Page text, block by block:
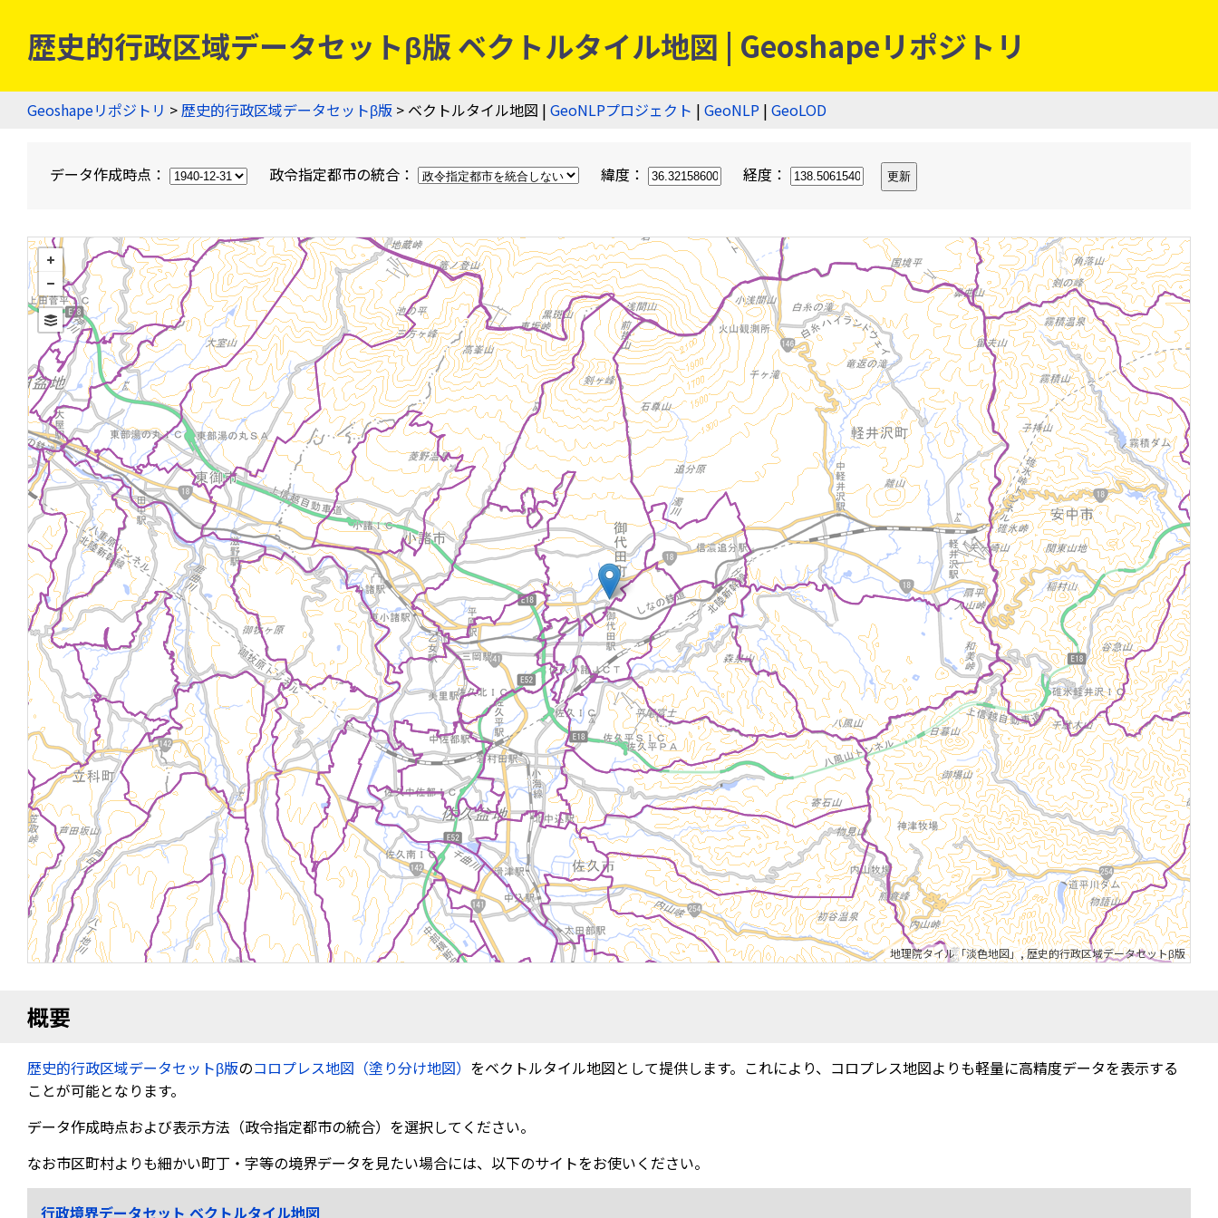
歴史的行政区域データセットβ版 ベクトルタイル地図 | Geoshapeリポジトリ
Geoshapeリポジトリ >歴史的行政区域データセットβ版 > ベクトルタイル地図 | GeoNLPプロジェクト | GeoNLP | GeoLOD
データ作成時点： 政令指定都市の統合： 緯度： 経度：
地理院タイル「淡色地図」,歴史的行政区域データセットβ版
概要
歴史的行政区域データセットβ版のコロプレス地図（塗り分け地図） をベクトルタイル地図として提供します。これにより、コロプレス地図よりも軽量に高精度データを表示する
ことが可能となります。
データ作成時点および表示方法（政令指定都市の統合）を選択してください。
なお市区町村よりも細かい町丁・字等の境界データを見たい場合には、以下のサイトをお使いください。
行政境界データセット ベクトルタイル地図